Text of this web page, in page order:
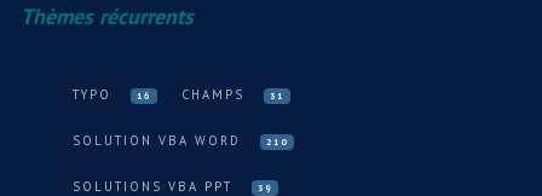
Thèmes récurrents
TYPO 16 CHAMPS 31
SOLUTION VBA WORD 210
SOLUTIONS VBA PPT 39